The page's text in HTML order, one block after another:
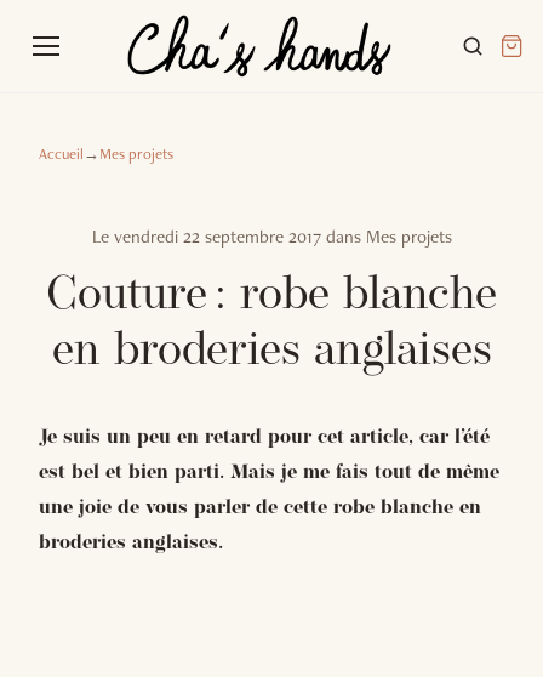
Accueil→Mes projets
Le vendredi 22 septembre 2017dans Mes projets
Couture : robe blanche
en broderies anglaises
Je suis un peu en retard pour cet article, car l’été
est bel et bien parti. Mais je me fais tout de même
une joie de vous parler de cette robe blanche en
broderies anglaises.